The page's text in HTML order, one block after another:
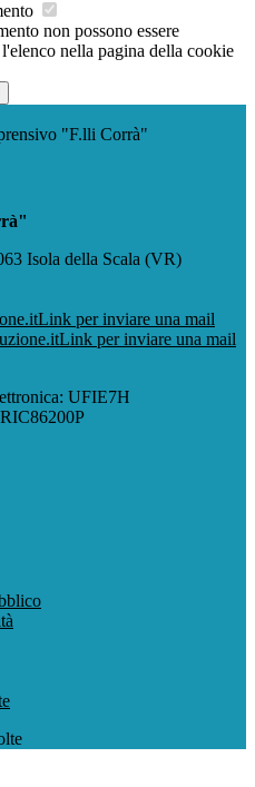
non possono essere
nella pagina della cookie
"F.lli Corrà"
Isola della Scala (VR)
Link per inviare una mail
Link per inviare una mail
UFIE7H